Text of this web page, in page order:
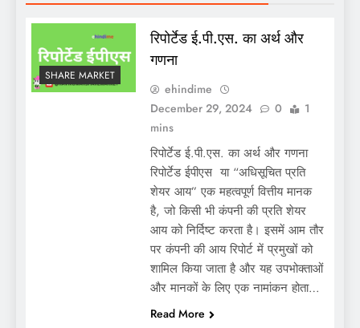
SHARE MARKET
रिपोर्टेड ई.पी.एस. का अर्थ और
गणना
ehindime
December 29, 2024
0
1
mins
रिपोर्टेड ई.पी.एस. का अर्थ और गणना
रिपोर्टेड ईपीएस या “अधिसूचित प्रति
शेयर आय” एक महत्वपूर्ण वित्तीय मानक
है, जो किसी भी कंपनी की प्रति शेयर
आय को निर्दिष्ट करता है। इसमें आम तौर
पर कंपनी की आय रिपोर्ट में प्रमुखों को
शामिल किया जाता है और यह उपभोक्ताओं
और मानकों के लिए एक नामांकन होता…
Read More